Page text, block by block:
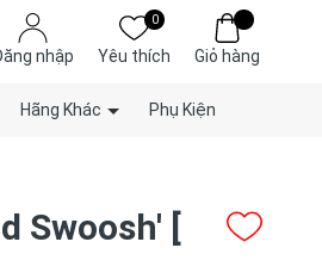
nhập
0
Yêu thích Giỏ hàng
Hãng Khác Phụ Kiện
Swoosh' [